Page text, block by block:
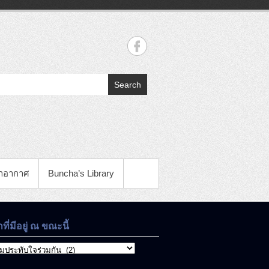
Search
ากาศ Buncha’s Library
ที่มีอยู่ ณ ขณะนี้